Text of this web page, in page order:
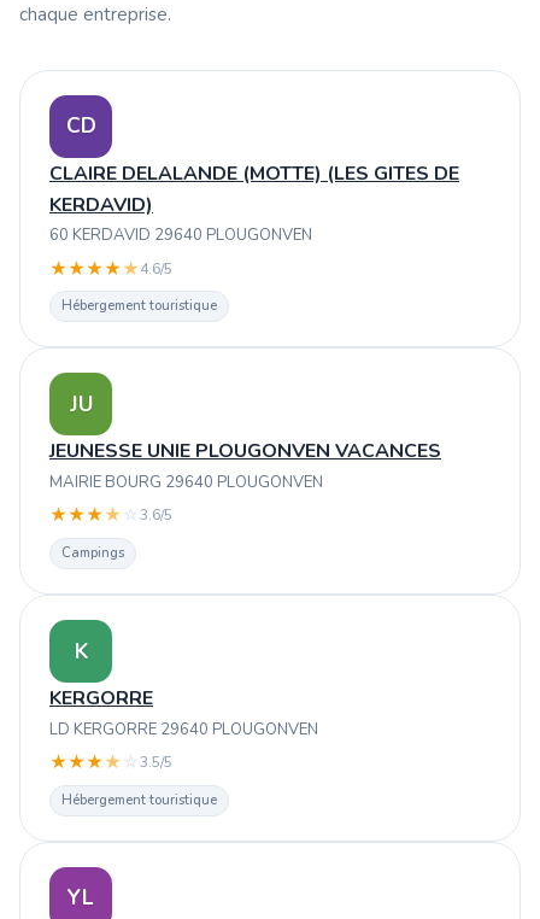
chaque entreprise.
CD
CLAIRE DELALANDE (MOTTE) (LES GITES DE
KERDAVID)
60 KERDAVID 29640 PLOUGONVEN
★★★★★4.6/5
Hébergement touristique
JU
JEUNESSE UNIE PLOUGONVEN VACANCES
MAIRIE BOURG 29640 PLOUGONVEN
★★★★ ☆3.6/5
Campings
K
KERGORRE
LD KERGORRE 29640 PLOUGONVEN
★★★★ ☆3.5/5
Hébergement touristique
YL